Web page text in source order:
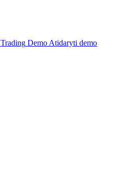
Trading Demo Atidaryti demo